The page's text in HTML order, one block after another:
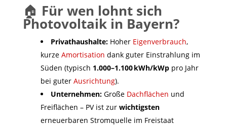
🏠 Für wen lohnt sich
Photovoltaik in Bayern?
Privathaushalte:Hoher Eigenverbrauch,
kurze Amortisation dank guter Einstrahlung im
Süden (typisch 1.000–1.100 kWh/kWppro Jahr
bei guter Ausrichtung).
Unternehmen:Große Dachflächen und
Freiflächen – PV ist zur wichtigsten
erneuerbaren Stromquelle im Freistaat